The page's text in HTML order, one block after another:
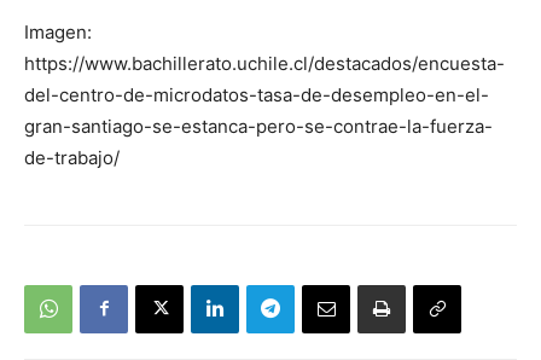
Imagen:
https://www.bachillerato.uchile.cl/destacados/encuesta-
del-centro-de-microdatos-tasa-de-desempleo-en-el-
gran-santiago-se-estanca-pero-se-contrae-la-fuerza-
de-trabajo/